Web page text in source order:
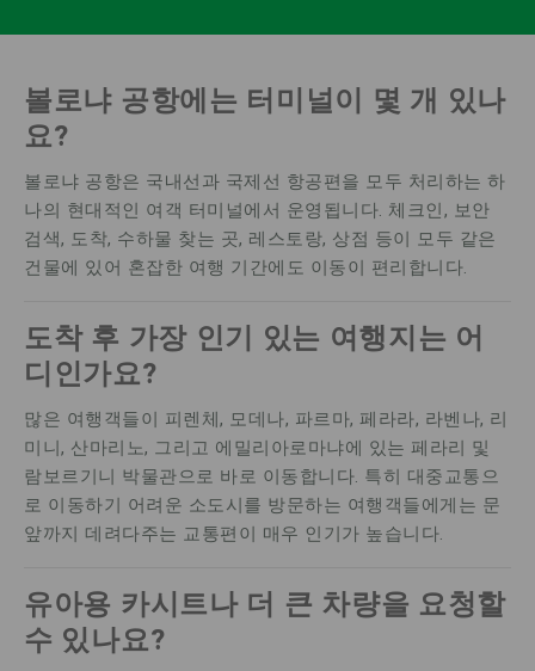
볼로냐 공항에는 터미널이 몇 개 있나
요?
볼로냐 공항은 국내선과 국제선 항공편을 모두 처리하는 하
나의 현대적인 여객 터미널에서 운영됩니다. 체크인, 보안
검색, 도착, 수하물 찾는 곳, 레스토랑, 상점 등이 모두 같은
건물에 있어 혼잡한 여행 기간에도 이동이 편리합니다.
도착 후 가장 인기 있는 여행지는 어
디인가요?
많은 여행객들이 피렌체, 모데나, 파르마, 페라라, 라벤나, 리
미니, 산마리노, 그리고 에밀리아로마냐에 있는 페라리 및
람보르기니 박물관으로 바로 이동합니다. 특히 대중교통으
로 이동하기 어려운 소도시를 방문하는 여행객들에게는 문
앞까지 데려다주는 교통편이 매우 인기가 높습니다.
유아용 카시트나 더 큰 차량을 요청할
수 있나요?